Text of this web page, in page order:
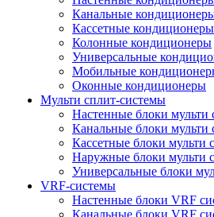
Канальные
Кассетные кондиционеры
Колонные кондиционеры
Универсальные
Мобильные
Оконные кондиционеры
Мульти сплит-системы
Настенные блоки мульти
Канальные блоки мульти
Кассетные блоки мульти
Наружные блоки мульти
Универсальные блоки
VRF-системы
Настенные блоки VRF
Канальные блоки VRF